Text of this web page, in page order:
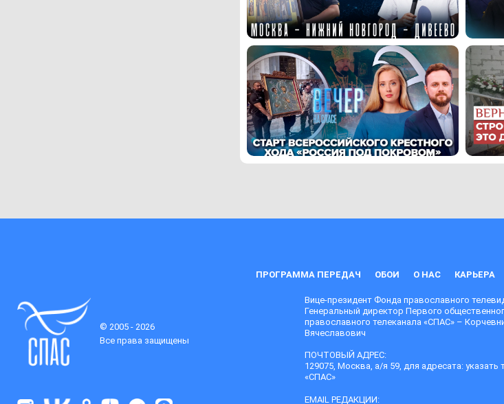
ПРОГРАММА ПЕРЕДАЧ ОБОИ О НАС КАРЬЕРА
© 2005 - 2026
Все права защищены
Вице-президент Фонда православного
Генеральный директор Первого
православного телеканала «СПАС» –
Вячеславович
ПОЧТОВЫЙ АДРЕС:
129075, Москва, а/я 59, для адресата: указать
«СПАС»
EMAIL РЕДАКЦИИ: